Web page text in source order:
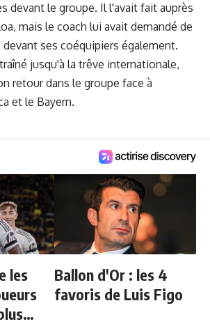
devant le groupe. Il l'avait fait auprès
mais le coach lui avait demandé de
devant ses coéquipiers également.
jusqu'à la trêve internationale,
retour dans le groupe face à
et le Bayern.
les
Ballon d'Or : les 4
favoris de Luis Figo